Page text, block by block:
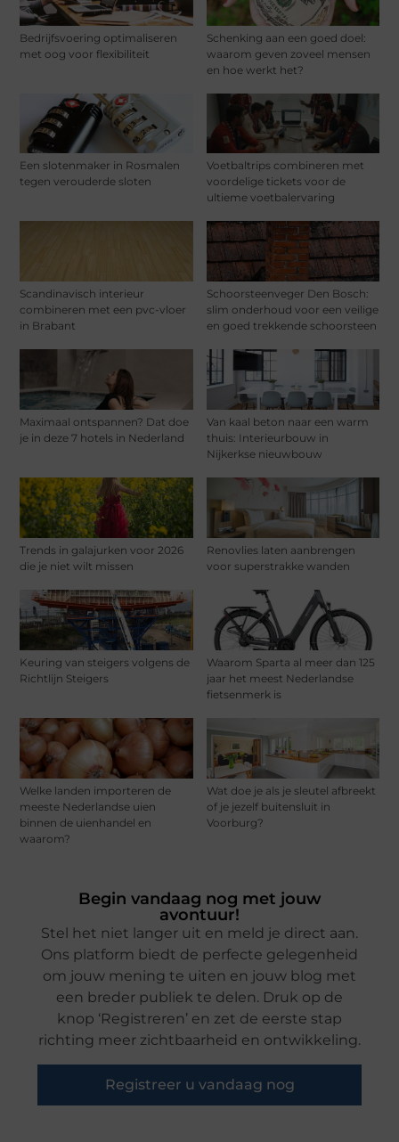
Bedrijfsvoering optimaliseren
met oog voor flexibiliteit
Schenking aan een goed doel:
waarom geven zoveel mensen
en hoe werkt het?
Een slotenmaker in Rosmalen
tegen verouderde sloten
Voetbaltrips combineren met
voordelige tickets voor de
ultieme voetbalervaring
Scandinavisch interieur
combineren met een pvc-vloer
in Brabant
Schoorsteenveger Den Bosch:
slim onderhoud voor een veilige
en goed trekkende schoorsteen
Maximaal ontspannen? Dat doe
je in deze 7 hotels in Nederland
Van kaal beton naar een warm
thuis: Interieurbouw in
Nijkerkse nieuwbouw
Trends in galajurken voor 2026
die je niet wilt missen
Renovlies laten aanbrengen
voor superstrakke wanden
Keuring van steigers volgens de
Richtlijn Steigers
Waarom Sparta al meer dan 125
jaar het meest Nederlandse
fietsenmerk is
Welke landen importeren de
meeste Nederlandse uien
binnen de uienhandel en
waarom?
Wat doe je als je sleutel afbreekt
of je jezelf buitensluit in
Voorburg?
Begin vandaag nog met jouw
avontuur!
Stel het niet langer uit en meld je direct aan.
Ons platform biedt de perfecte gelegenheid
om jouw mening te uiten en jouw blog met
een breder publiek te delen. Druk op de
knop ‘Registreren’ en zet de eerste stap
richting meer zichtbaarheid en ontwikkeling.
Registreer u vandaag nog